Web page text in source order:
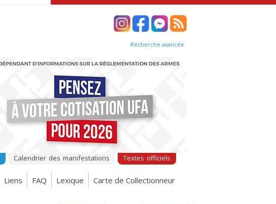
Recherche avancée
Calendrier des manifestations Textes officiels
Liens FAQ Lexique Carte de Collectionneur